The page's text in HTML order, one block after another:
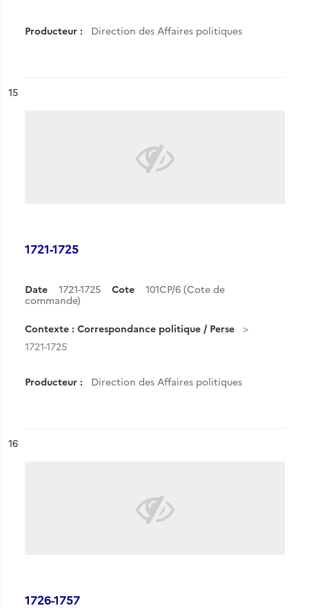
Producteur : Direction des Affaires politiques
n°
15
1721-1725
Date 1721-1725 Cote
101CP/6 (Cote de
commande)
Contexte : Correspondance politique / Perse
1721-1725
Producteur : Direction des Affaires politiques
n°
16
1726-1757